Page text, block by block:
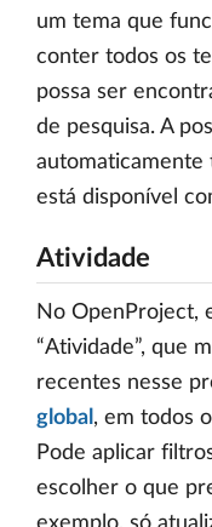
um tema que
conter todos os
possa ser
de pesquisa. A
automaticamente
está disponível
Atividade
No OpenProject,
“Atividade”, que
recentes nesse
global , em todos
Pode aplicar
escolher o que